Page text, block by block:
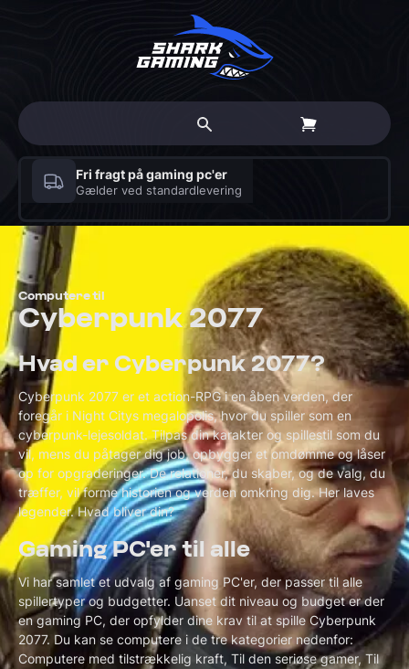
Gratis personlig rådgivning
Book en Haj til 30-minutters møde med en ekspert
Computere til
Cyberpunk 2077
Hvad er Cyberpunk 2077?
Cyberpunk 2077 er et action-RPG i en åben verden, der
foregår i Night Citys megalopolis, hvor du spiller som en
cyberpunk-lejesoldat. Tilpas din karakter og spillestil som du
vil, mens du påtager dig job, opbygger et omdømme og låser
op for opgraderinger. De relationer, du skaber, og de valg, du
træffer, vil forme historien og verden omkring dig. Her laves
legender. Hvad bliver din?
Gaming PC'er til alle
Vi har samlet et udvalg af gaming PC'er, der passer til alle
spillertyper og budgetter. Uanset dit niveau og budget er der
en gaming PC, der opfylder dine krav til at spille Cyberpunk
2077. Du kan se computere i de tre kategorier nedenfor:
Computere med tilstrækkelig kraft, Til den seriøse gamer, Til